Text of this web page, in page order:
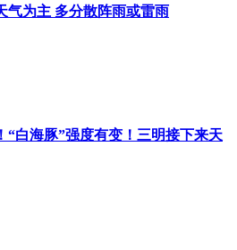
气为主 多分散阵雨或雷雨
“白海豚”强度有变！三明接下来天